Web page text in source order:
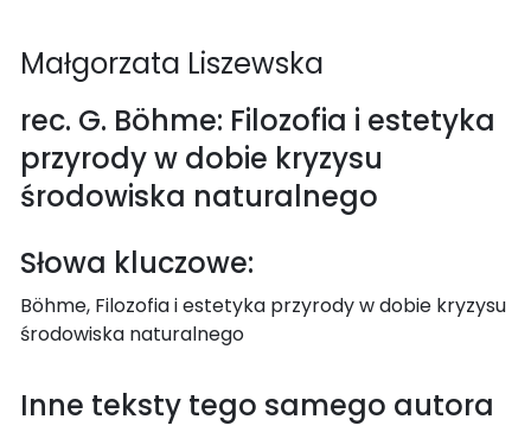
Małgorzata Liszewska
rec. G. Böhme: Filozofia i estetyka
przyrody w dobie kryzysu
środowiska naturalnego
Słowa kluczowe:
Böhme, Filozofia i estetyka przyrody w dobie kryzysu
środowiska naturalnego
Inne teksty tego samego autora